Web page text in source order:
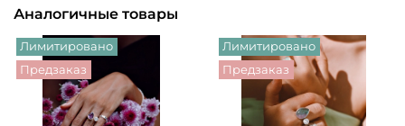
Аналогичные товары
Лимитировано
Предзаказ
Лимитировано
Предзаказ